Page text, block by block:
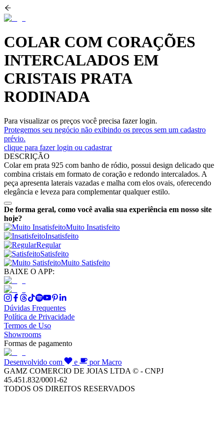
COLAR COM CORAÇÕES
INTERCALADOS EM
CRISTAIS PRATA
RODINADA
Para visualizar os preços você precisa fazer login.
Protegemos seu negócio não exibindo os preços sem um cadastro
prévio.
clique para fazer login ou cadastrar
DESCRIÇÃO
Colar em prata 925 com banho de ródio, possui design delicado que
combina cristais em formato de coração e redondo intercalados. A
peça apresenta laterais vazadas e malha com elos ovais, oferecendo
elegância e leveza para complementar qualquer estilo.
De forma geral, como você avalia sua experiência em nosso site
hoje?
Muito Insatisfeito
Insatisfeito
Regular
Satisfeito
Muito Satisfeito
BAIXE O APP:
Dúvidas Frequentes
Política de Privacidade
Termos de Uso
Showrooms
Formas de pagamento
Desenvolvido com e
por Macro
GAMZ COMERCIO DE JOIAS LTDA © - CNPJ
45.451.832/0001-62
TODOS OS DIREITOS RESERVADOS